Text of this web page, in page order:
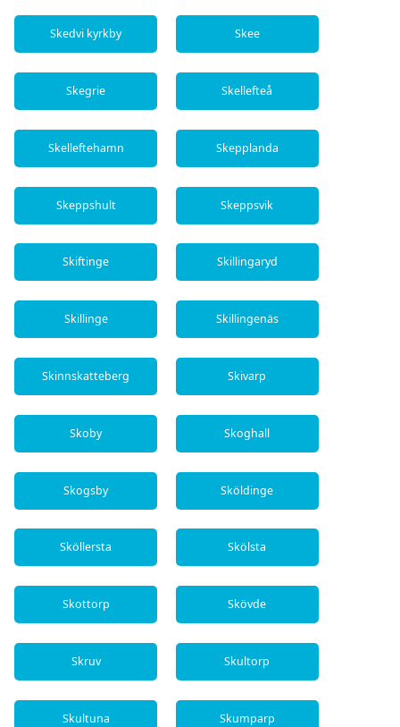
Skedvi kyrkby Skee
Skegrie Skellefteå
Skelleftehamn Skepplanda
Skeppshult Skeppsvik
Skiftinge Skillingaryd
Skillinge Skillingenäs
Skinnskatteberg Skivarp
Skoby Skoghall
Skogsby Sköldinge
Sköllersta Skölsta
Skottorp Skövde
Skruv Skultorp
Skultuna Skumparp